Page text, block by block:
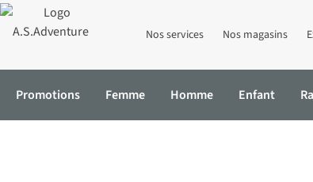
Nos services Nos magasins
Promotions Femme Homme Enfant
Offre de